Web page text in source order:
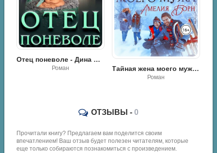
Отец поневоле - Дина Данич
Роман Тайная жена моего мужа - Амелия Борн
Роман
ОТЗЫВЫ - 0
Прочитали книгу? Предлагаем вам поделится своим
впечатлением! Ваш отзыв будет полезен читателям, которые
еще только собираются познакомиться с произведением.